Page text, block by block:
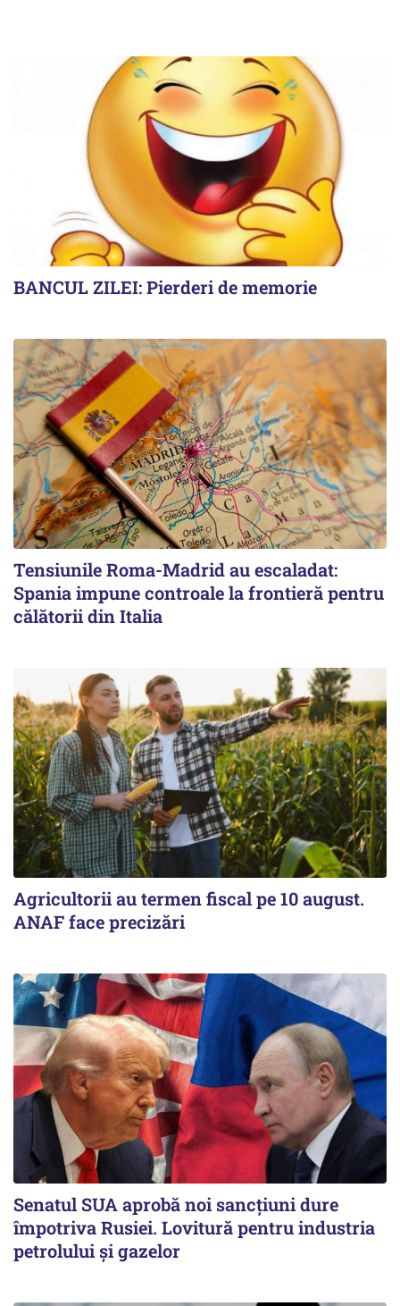
BANCUL ZILEI: Pierderi de memorie
Tensiunile Roma-Madrid au escaladat:
Spania impune controale la frontieră pentru
călătorii din Italia
Agricultorii au termen fiscal pe 10 august.
ANAF face precizări
Senatul SUA aprobă noi sancțiuni dure
împotriva Rusiei. Lovitură pentru industria
petrolului și gazelor